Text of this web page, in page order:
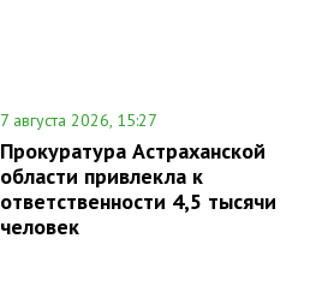
7 августа 2026, 15:27
Прокуратура Астраханской
области привлекла к
ответственности 4,5 тысячи
человек